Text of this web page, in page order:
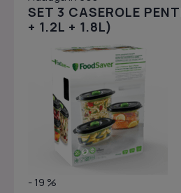
SET 3 CASEROLE
+ 1.2L + 1.8L)
- 19 %